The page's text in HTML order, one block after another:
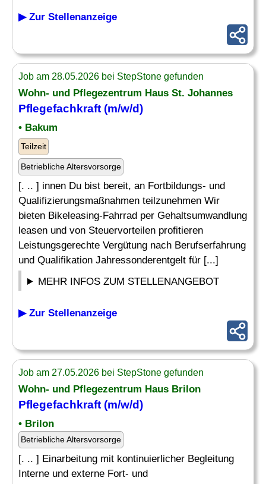
▶ Zur Stellenanzeige
Job am 28.05.2026 bei StepStone gefunden
Wohn- und Pflegezentrum Haus St. Johannes
Pflegefachkraft (m/w/d)
• Bakum
Teilzeit
Betriebliche Altersvorsorge
[. .. ] innen Du bist bereit, an Fortbildungs- und
Qualifizierungsmaßnahmen teilzunehmen Wir
bieten Bikeleasing-Fahrrad per Gehaltsumwandlung
leasen und von Steuervorteilen profitieren
Leistungsgerechte Vergütung nach Berufserfahrung
und Qualifikation Jahressonderentgelt für [...]
MEHR INFOS ZUM STELLENANGEBOT
▶ Zur Stellenanzeige
Job am 27.05.2026 bei StepStone gefunden
Wohn- und Pflegezentrum Haus Brilon
Pflegefachkraft (m/w/d)
• Brilon
Betriebliche Altersvorsorge
[. .. ] Einarbeitung mit kontinuierlicher Begleitung
Interne und externe Fort- und